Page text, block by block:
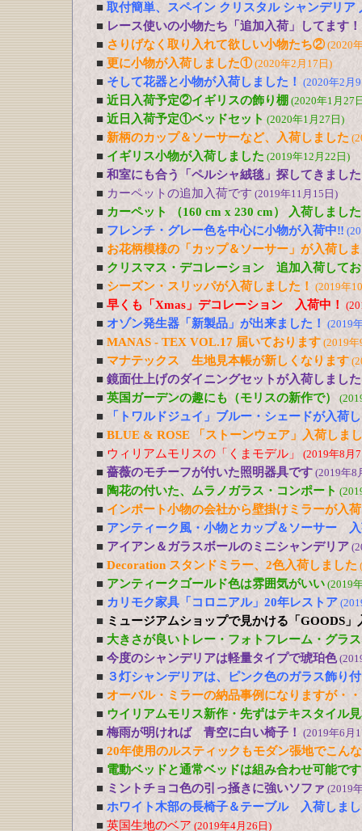
■ 取付簡単、スペイン クリスタル シャンデリア
■ レース使いの小物たち「追加入荷」してます！
■ さりげなく取り入れて欲しい小物たち②(2020
■ 更に小物が入荷しました①(2020年2月17日)
■ そして花器と小物が入荷しました！ (2020年2月
■ 近日入荷予定②イギリスの飾り棚 (2020年1月27
■ 近日入荷予定①ベッドセット (2020年1月27日)
■ 新柄のカップ＆ソーサーなど、入荷しました
■ イギリス小物が入荷しました (2019年12月22日)
■ 和室にも合う「ペルシャ絨毯」探してきまし
■ カーペットの追加入荷です (2019年11月15日)
■ カーペット （160 cm x 230 cm） 入荷しました
■ フレンチ・グレー色を中心に小物が入荷中‼
■ お花柄模様の「カップ＆ソーサー」が入荷し
■ クリスマス・デコレーション 追加入荷して
■ シーズン・スリッパが入荷しました！ (2019年
■ 早くも「Xmas」デコレーション 入荷中！
■ オゾン発生器「新製品」が出来ました！ (2019
■ MANAS - TEX VOL.17 届いております (2019
■ マナテックス 生地見本帳が新しくなります
■ 鏡面仕上げのダイニングセットが入荷しました
■ 英国ガーデンの趣にも（モリスの新作で）
■
「トワルドジュイ」ブルー・シェードが入荷
■ BLUE & ROSE 「ストーンウェア」入荷しま
■ ウィリアムモリスの「くまモデル」 (2019年8月
■ 薔薇のモチーフが付いた照明器具です (2019年8
■ 陶花の付いた、ムラノガラス・コンポート
■ インポート小物の会社から壁掛けミラーが入荷
■ アンティーク風・小物とカップ＆ソーサー
■ アイアン＆ガラスボールのミニシャンデリア
■ Decoration スタンドミラー、2色入荷しました
■ アンティークゴールド色は雰囲気がいい (2019
■ カリモク家具「コロニアル」20年レストア
■ ミュージアムショップで見かける「GOODS」
■ 大きさが良いトレー・フォトフレーム・グラ
■ 今度のシャンデリアは軽量タイプで琥珀色
■ ３灯シャンデリアは、ピンク色のガラス飾り付
■ オーバル・ミラーの納品事例になりますが・
■ ウイリアムモリス新作・先ずはテキスタイル
■ 梅雨が明ければ 青空に白い椅子！ (2019年6月
■ 20年使用のルスティックもモダン張地でこん
■ 電動ベッドと通常ベッドは組み合わせ可能です
■ ミントチョコ色の引っ掻きに強いソファ (2019
■ ホワイト木部の長椅子＆テーブル 入荷しま
■ 英国生地のベア (2019年4月26日)